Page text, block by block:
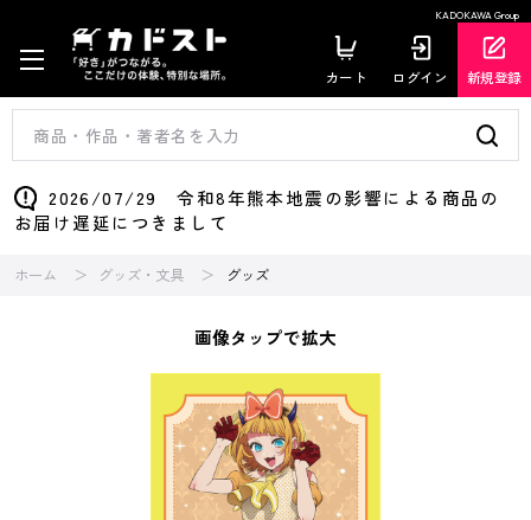
KADOKAWA Group
カート ログイン 新規登録
2026/07/29 令和8年熊本地震の影響による商品の
お届け遅延につきまして
ホーム グッズ・文具 グッズ
画像タップで拡大